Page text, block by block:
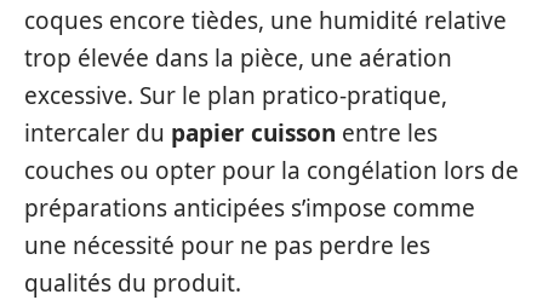
coques encore tièdes, une humidité relative
trop élevée dans la pièce, une aération
excessive. Sur le plan pratico-pratique,
intercaler du papier cuisson entre les
couches ou opter pour la congélation lors de
préparations anticipées s’impose comme
une nécessité pour ne pas perdre les
qualités du produit.